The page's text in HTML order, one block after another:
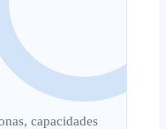
capacidades